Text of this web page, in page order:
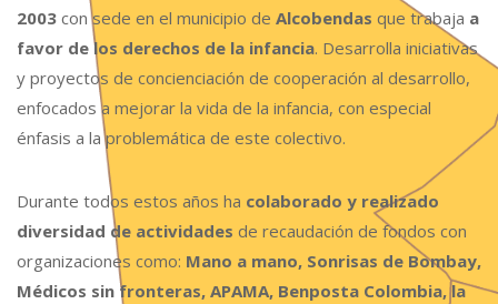
2003 con sede en el municipio de Alcobendas que trabaja a
favor de los derechos de la infancia. Desarrolla iniciativas
y proyectos de concienciación de cooperación al desarrollo,
enfocados a mejorar la vida de la infancia, con especial
énfasis a la problemática de este colectivo.
Durante todos estos años ha colaborado y realizado
diversidad de actividades de recaudación de fondos con
organizaciones como: Mano a mano, Sonrisas de Bombay,
Médicos sin fronteras, APAMA, Benposta Colombia, la